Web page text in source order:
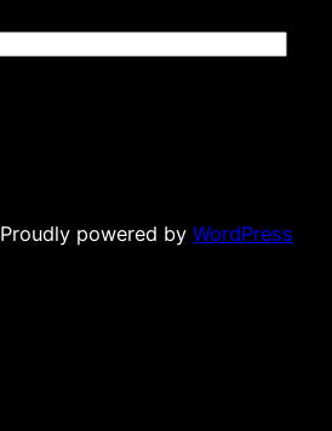
Proudly powered by WordPress